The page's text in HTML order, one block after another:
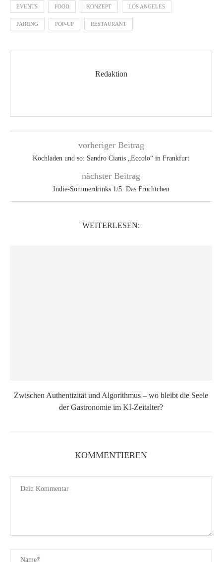
EVENTS FOOD KONZEPT LOS ANGELES
PAIRING POP-UP RESTAURANT
Redaktion
vorheriger Beitrag
Kochladen und so: Sandro Cianis „Eccolo“ in Frankfurt
nächster Beitrag
Indie-Sommerdrinks 1/5: Das Früchtchen
WEITERLESEN:
Zwischen Authentizität und Algorithmus – wo bleibt die Seele
der Gastronomie im KI-Zeitalter?
KOMMENTIEREN